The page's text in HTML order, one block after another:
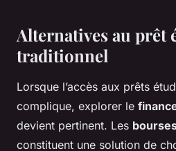
Alternatives au prêt
traditionnel
Lorsque l’accès aux prêts
complique, explorer le
devient pertinent. Les
constituent une solution de